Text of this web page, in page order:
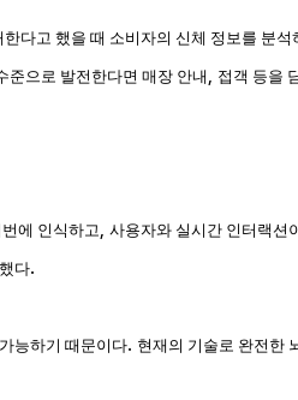
한다고 했을 때 소비자의 신체 정보를 분석
준으로 발전한다면 매장 안내 , 접객 등을
에 인식하고, 사용자와 실시간 인터랙션
다.
능하기 때문이다. 현재의 기술로 완전한